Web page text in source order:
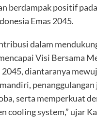
berdampak positif
Emas 2045.
dalam
Visi Bersama
2045, diantaranya
penanggulangan
serta memperkuat
cooling system,” ujar